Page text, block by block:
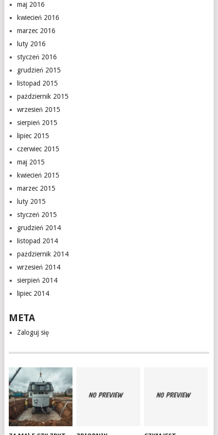
maj 2016
kwiecień 2016
marzec 2016
luty 2016
styczeń 2016
grudzień 2015
listopad 2015
październik 2015
wrzesień 2015
sierpień 2015
lipiec 2015
czerwiec 2015
maj 2015
kwiecień 2015
marzec 2015
luty 2015
styczeń 2015
grudzień 2014
listopad 2014
październik 2014
wrzesień 2014
sierpień 2014
lipiec 2014
META
Zaloguj się